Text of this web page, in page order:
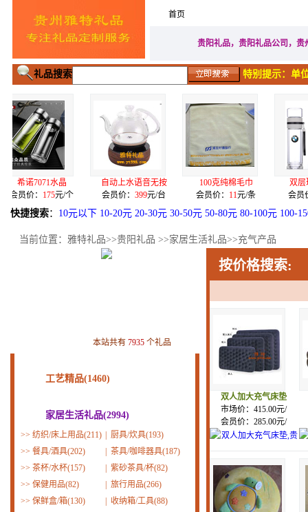
首页
贵阳礼品，贵阳礼品公司，
礼品搜索 特别提示：单
元/个
自动上水语音无按
会员价：
元/台
100克纯棉毛巾
会员价：
元/条
双层玻璃泡茶杯
会员价：
元/个
快捷搜索： 10元以下 10-20元 20-30元 30-50元 50-80元 80-100元 100-
当前位置： 雅特礼品>>贵阳礼品 >>家居生活礼品>>充气产品
本站共有 7935 个礼品
工艺精品(1460)
家居生活礼品(2994)
>> 纺织/床上用品(211)
厨具/炊具(193)
>> 餐具/酒具(202)
茶具/咖啡器具(187)
>> 茶杯/水杯(157)
紫砂茶具/杯(82)
>> 保健用品(82)
旅行用品(266)
>> 保鲜盒/箱(130)
收纳箱/工具(88)
按价格搜索:
双人加大充气床垫
市场价：415.00元/
会员价：285.00元/